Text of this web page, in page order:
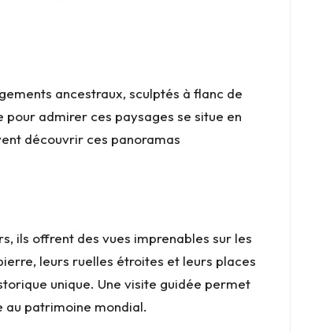
ancestraux, sculptés à flanc de
admirer ces paysages se situe en
découvrir ces panoramas
ils offrent des vues imprenables sur les
leurs ruelles étroites et leurs places
unique. Une visite guidée permet
au patrimoine mondial.